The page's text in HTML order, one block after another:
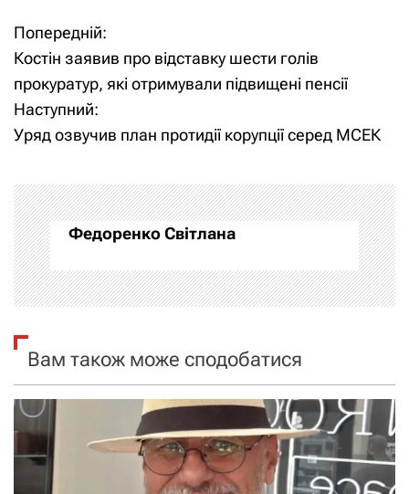
Н
а
в
г
а
ц
і
я
з
а
Попередній:
Костін заявив про відставку шести голів
прокуратур, які отримували підвищені пенсії
Наступний:
Уряд озвучив план протидії корупції серед МСЕК
Федоренко Світлана
Вам також може сподобатися